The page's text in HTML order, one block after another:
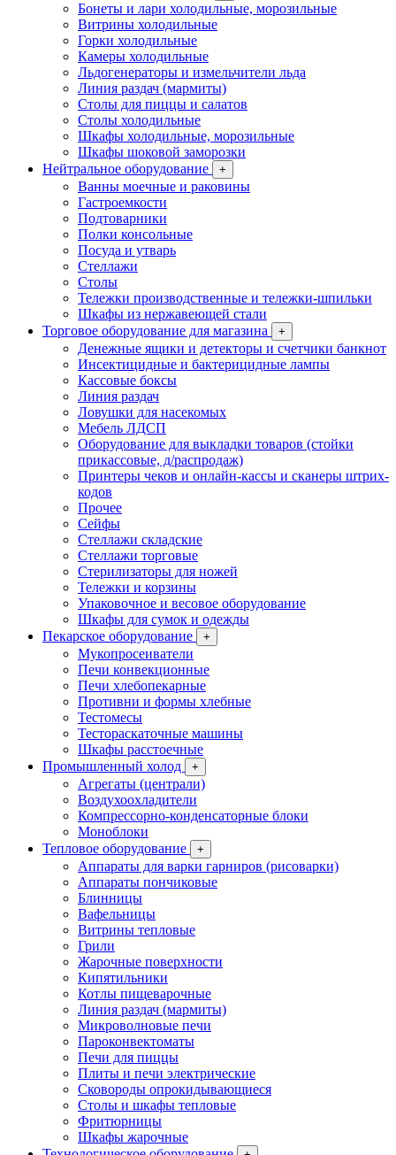
Бонеты и лари холодильные, морозильные
Витрины холодильные
Горки холодильные
Камеры холодильные
Льдогенераторы и измельчители льда
Линия раздач (мармиты)
Столы для пиццы и салатов
Столы холодильные
Шкафы холодильные, морозильные
Шкафы шоковой заморозки
Нейтральное оборудование
+
Ванны моечные и раковины
Гастроемкости
Подтоварники
Полки консольные
Посуда и утварь
Стеллажи
Столы
Тележки производственные и тележки-шпильки
Шкафы из нержавеющей стали
Торговое оборудование для магазина
+
Денежные ящики и детекторы и счетчики банкнот
Инсектицидные и бактерицидные лампы
Кассовые боксы
Линия раздач
Ловушки для насекомых
Мебель ЛДСП
Оборудование для выкладки товаров (стойки
прикассовые, д/распродаж)
Принтеры чеков и онлайн-кассы и сканеры штрих-
кодов
Прочее
Сейфы
Стеллажи складские
Стеллажи торговые
Стерилизаторы для ножей
Тележки и корзины
Упаковочное и весовое оборудование
Шкафы для сумок и одежды
Пекарское оборудование
+
Мукопросеиватели
Печи конвекционные
Печи хлебопекарные
Противни и формы хлебные
Тестомесы
Тестораскаточные машины
Шкафы расстоечные
Промышленный холод
+
Агрегаты (централи)
Воздухоохладители
Компрессорно-конденсаторные блоки
Моноблоки
Тепловое оборудование
+
Аппараты для варки гарниров (рисоварки)
Аппараты пончиковые
Блинницы
Вафельницы
Витрины тепловые
Грили
Жарочные поверхности
Кипятильники
Котлы пищеварочные
Линия раздач (мармиты)
Микроволновые печи
Пароконвектоматы
Печи для пиццы
Плиты и печи электрические
Сковороды опрокидывающиеся
Столы и шкафы тепловые
Фритюрницы
Шкафы жарочные